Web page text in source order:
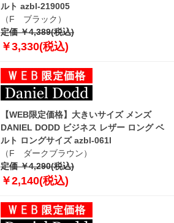
ルト azbl-219005
（F ブラック）
定価 ￥4,389(税込)
￥3,330(税込)
【WEB限定価格】大きいサイズ メンズ
DANIEL DODD ビジネス レザー ロング ベ
ルト ロングサイズ azbl-061l
（F ダークブラウン）
定価 ￥4,290(税込)
￥2,140(税込)